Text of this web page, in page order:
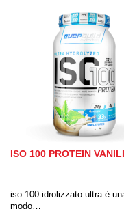
ISO 100 PROTEIN
iso 100 idrolizzato ultra è
modo…